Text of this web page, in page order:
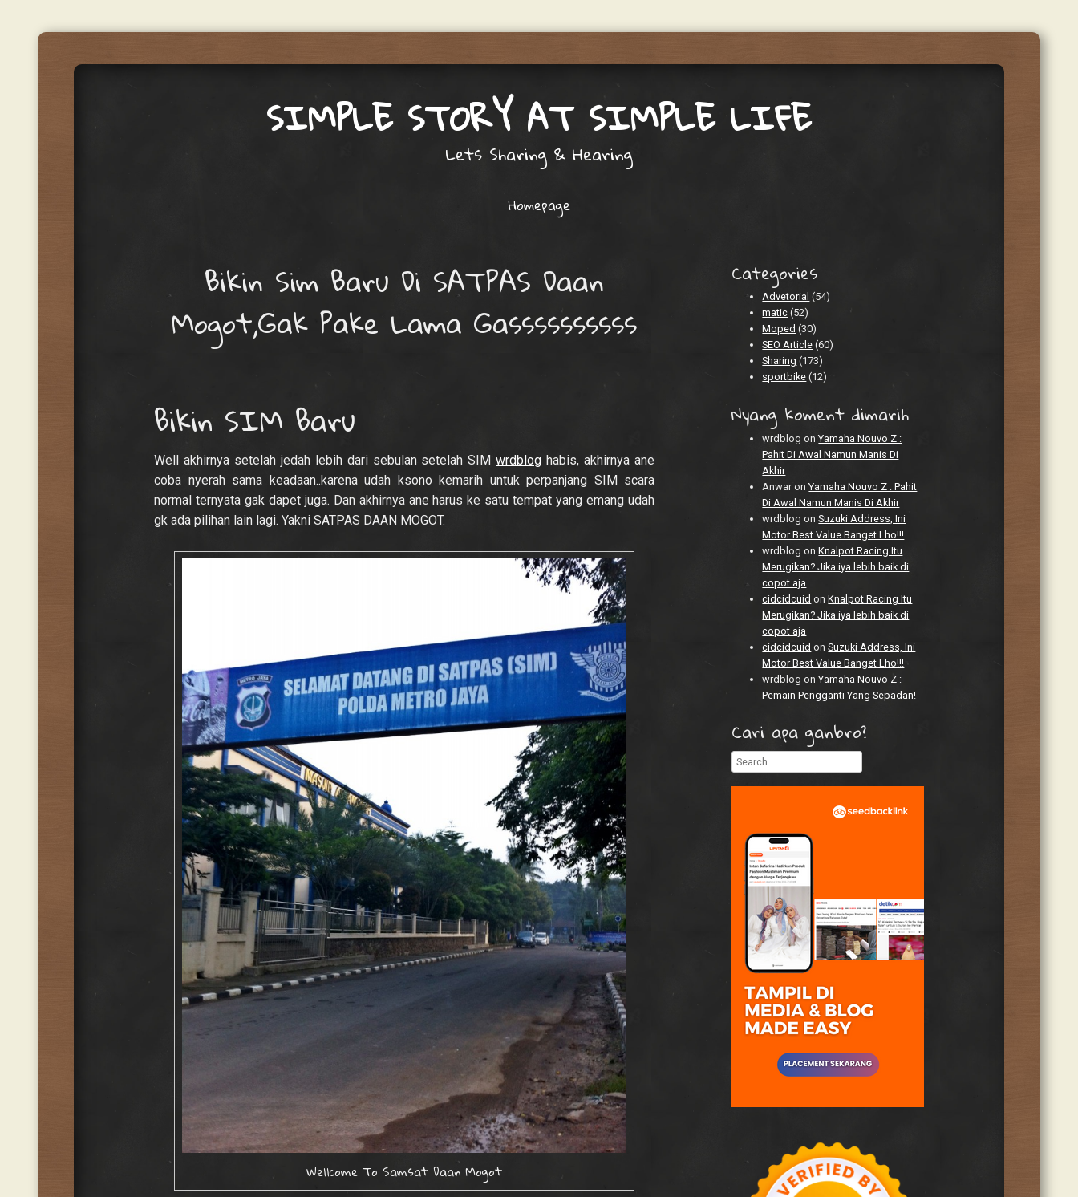
SIMPLE STORY AT SIMPLE LIFE
Lets Sharing & Hearing
Homepage
Bikin Sim Baru Di SATPAS Daan
Mogot,Gak Pake Lama Gassssssssss
Bikin SIM Baru
Well akhirnya setelah jedah lebih dari sebulan setelah SIMwrdblog habis, akhirnya ane
coba nyerah sama keadaan..karena udah ksono kemarih untuk perpanjang SIM scara
normal ternyata gak dapet juga. Dan akhirnya ane harus ke satu tempat yang emang udah
gk ada pilihan lain lagi. Yakni SATPAS DAAN MOGOT.
Wellcome To Samsat Daan Mogot
Categories
Advetorial (54)
matic (52)
Moped (30)
SEO Article (60)
Sharing (173)
sportbike (12)
Nyang koment dimarih
wrdblog onYamaha Nouvo Z :
Pahit Di Awal Namun Manis Di
Akhir
Anwar onYamaha Nouvo Z : Pahit
Di Awal Namun Manis Di Akhir
wrdblog onSuzuki Address, Ini
Motor Best Value Banget Lho!!!
wrdblog onKnalpot Racing Itu
Merugikan? Jika iya lebih baik di
copot aja
cidcidcuid onKnalpot Racing Itu
Merugikan? Jika iya lebih baik di
copot aja
cidcidcuid onSuzuki Address, Ini
Motor Best Value Banget Lho!!!
wrdblog onYamaha Nouvo Z :
Pemain Pengganti Yang Sepadan!
Cari apa ganbro?
Search